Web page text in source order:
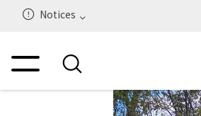
Notices